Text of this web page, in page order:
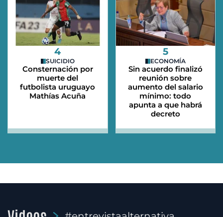
4
SUICIDIO
Consternación por
muerte del
futbolista uruguayo
Mathías Acuña
5
ECONOMÍA
Sin acuerdo finalizó
reunión sobre
aumento del salario
mínimo: todo
apunta a que habrá
decreto